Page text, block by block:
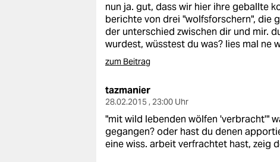
nun ja. gut, dass wir hier ihre geballte
berichte von drei "wolfsforschern", die
der unterschied zwischen dir und mir.
wurdest, wüsstest du was? lies mal ne
zum Beitrag
tazmanier
28.02.2015 , 23:00 Uhr
"mit wild lebenden wölfen 'verbracht'"
gegangen? oder hast du denen
eine wiss. arbeit verfrachtet hast, zeig